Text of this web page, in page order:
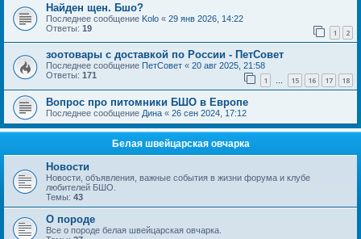
Найден щен. Бшо?
Последнее сообщение Kolo « 29 янв 2026, 14:22
Ответы: 19 1 2
зоотовары с доставкой по России - ПетСовет
Последнее сообщение ПетСовет « 20 авг 2025, 21:58
Ответы: 171 1 … 15 16 17 18
Вопрос про питомники БШО в Европе
Последнее сообщение Дина « 26 сен 2024, 17:12
Белая швейцарская овчарка
Новости
Новости, объявления, важные события в жизни форума и клубе
любителей БШО.
Темы: 43
О породе
Все о породе белая швейцарская овчарка.